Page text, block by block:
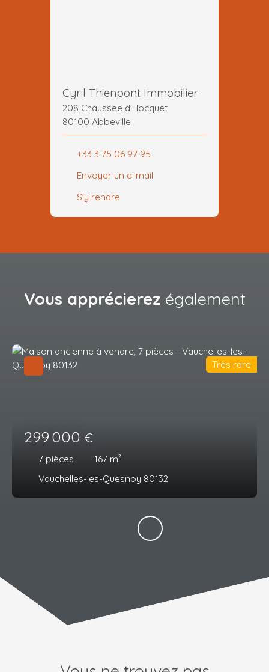
Cyril Thienpont Immobilier
208 Chaussee d'Hocquet
80100 Abbeville
+33 3 75 06 97 95
Envoyer un e-mail
S'y rendre
Vous apprécierez également
299 000 €
7 pièces 167 m²
Vauchelles-les-Quesnoy 80132
Très rare